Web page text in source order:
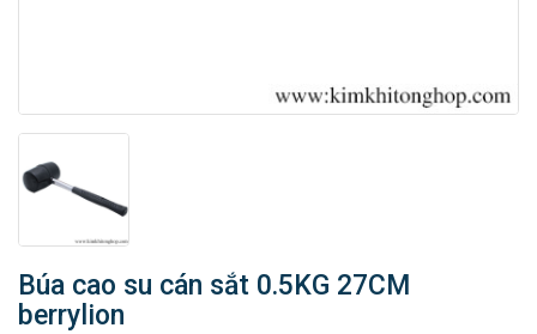
Búa cao su cán sắt 0.5KG 27CM
berrylion